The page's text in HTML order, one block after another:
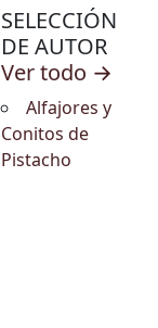
SELECCIÓN
DE AUTOR
Ver todo →
Alfajores y
Conitos de
Pistacho